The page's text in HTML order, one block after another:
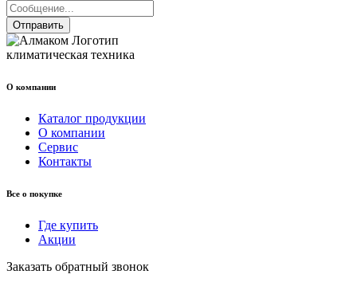
Отправить
климатическая техника
О компании
Каталог продукции
О компании
Сервис
Контакты
Все о покупке
Где купить
Акции
Заказать обратный звонок